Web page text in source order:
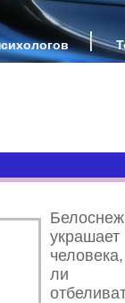
ли